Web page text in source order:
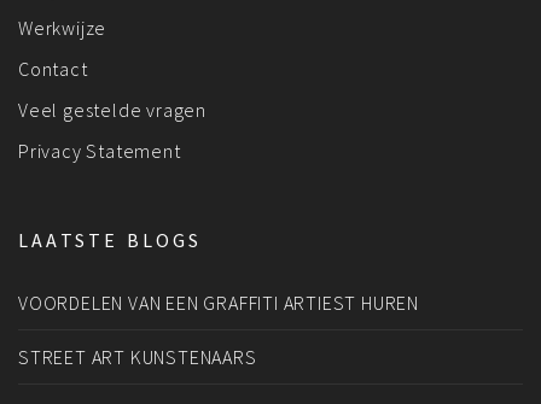
Werkwijze
Contact
Veel gestelde vragen
Privacy Statement
LAATSTE BLOGS
VOORDELEN VAN EEN GRAFFITI ARTIEST HUREN
STREET ART KUNSTENAARS